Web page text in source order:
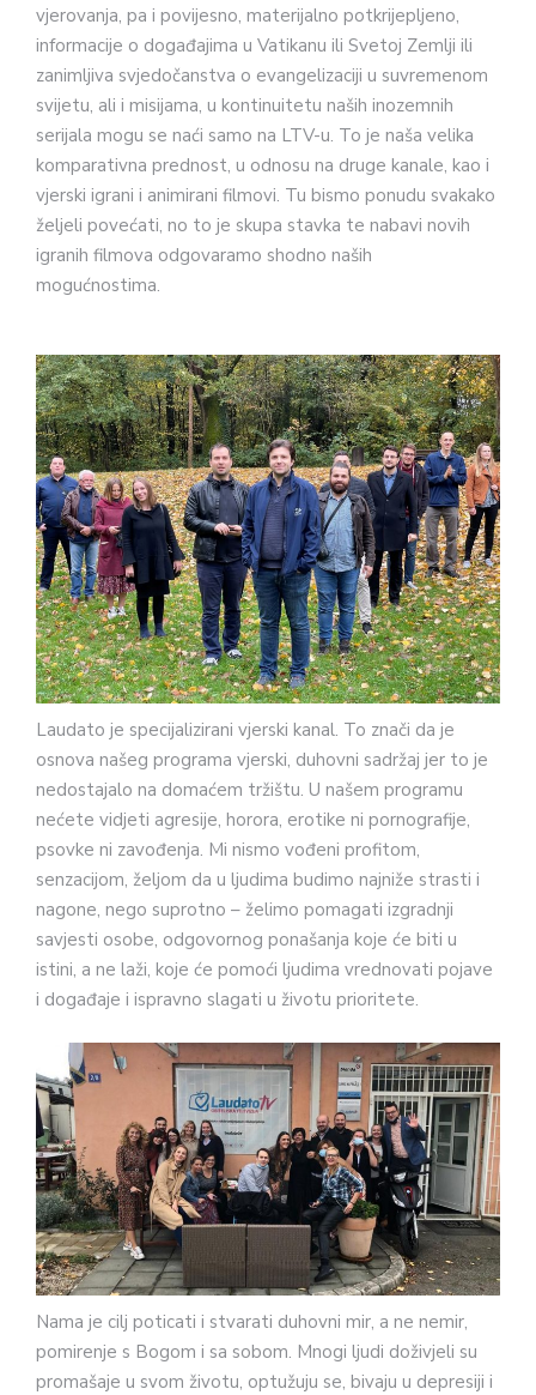
vjerovanja, pa i povijesno, materijalno potkrijepljeno,
informacije o događajima u Vatikanu ili Svetoj Zemlji ili
zanimljiva svjedočanstva o evangelizaciji u suvremenom
svijetu, ali i misijama, u kontinuitetu naših inozemnih
serijala mogu se naći samo na LTV-u. To je naša velika
komparativna prednost, u odnosu na druge kanale, kao i
vjerski igrani i animirani filmovi. Tu bismo ponudu svakako
željeli povećati, no to je skupa stavka te nabavi novih
igranih filmova odgovaramo shodno naših
mogućnostima.
Laudato je specijalizirani vjerski kanal. To znači da je
osnova našeg programa vjerski, duhovni sadržaj jer to je
nedostajalo na domaćem tržištu. U našem programu
nećete vidjeti agresije, horora, erotike ni pornografije,
psovke ni zavođenja. Mi nismo vođeni profitom,
senzacijom, željom da u ljudima budimo najniže strasti i
nagone, nego suprotno – želimo pomagati izgradnji
savjesti osobe, odgovornog ponašanja koje će biti u
istini, a ne laži, koje će pomoći ljudima vrednovati pojave
i događaje i ispravno slagati u životu prioritete.
Nama je cilj poticati i stvarati duhovni mir, a ne nemir,
pomirenje s Bogom i sa sobom. Mnogi ljudi doživjeli su
promašaje u svom životu, optužuju se, bivaju u depresiji i